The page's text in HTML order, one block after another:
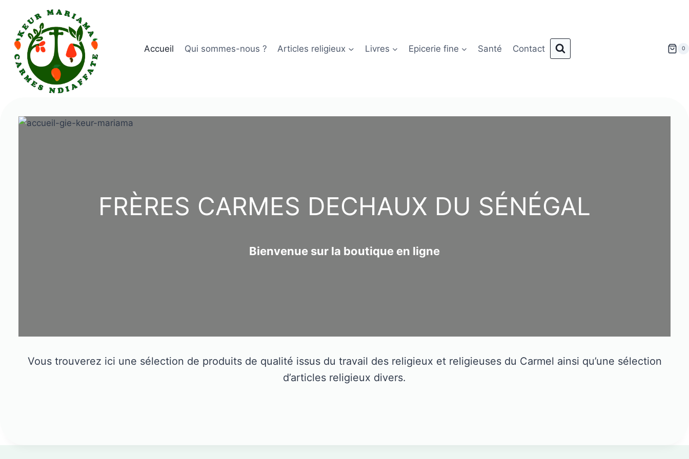
contenu
Accueil
Qui sommes-nous ? Articles religieux Livres Epicerie fine Santé Contact 0
FRÈRES CARMES DECHAUX DU SÉNÉGAL
Bienvenue sur la boutique en ligne
Vous trouverez ici une sélection de produits de qualité issus du travail des religieux et religieuses du Carmel ainsi qu’une sélection
d’articles religieux divers.